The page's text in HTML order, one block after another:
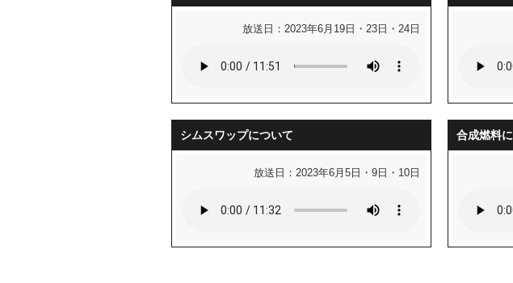
放送日：2023年6月19日・23日・24日
シムスワップについて
放送日：2023年6月5日・9日・10日
合成燃料